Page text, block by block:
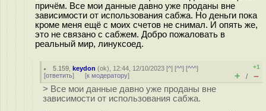
причём. Все мои данные давно уже проданы вне
зависимости от использования сабжа. Но деньги пока
кроме меня ещё с моих счетов не снимал. И опять же,
это не связано с сабжем. Добро пожаловать в
реальный мир, линуксоед.
5.159 ,keydon (ok), 12:44, 12/10/2023 [^] [^^] [^^^]
[ответить] [к модератору]
+1
+ / –
> Все мои данные давно уже проданы вне
зависимости от использования сабжа.